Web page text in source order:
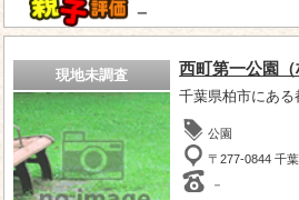
－
現地未調査 西町第一公園（
千葉県柏市にある
公園
〒277-0844 千
－